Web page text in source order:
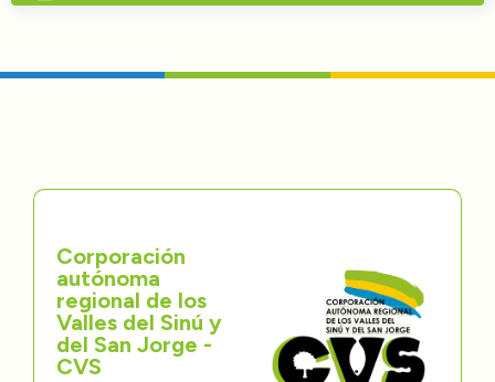
Transparencia
Participa
Trámites y Servicios
Contáctenos
Corporación
autónoma
regional de los
Valles del Sinú y
del San Jorge -
CVS